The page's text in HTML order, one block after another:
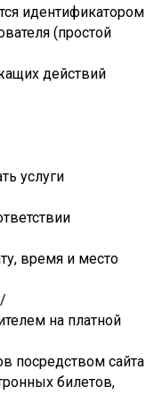
идентификатором
(простой
действий
услуги
время и место
/
на платной
посредством сайта
билетов,